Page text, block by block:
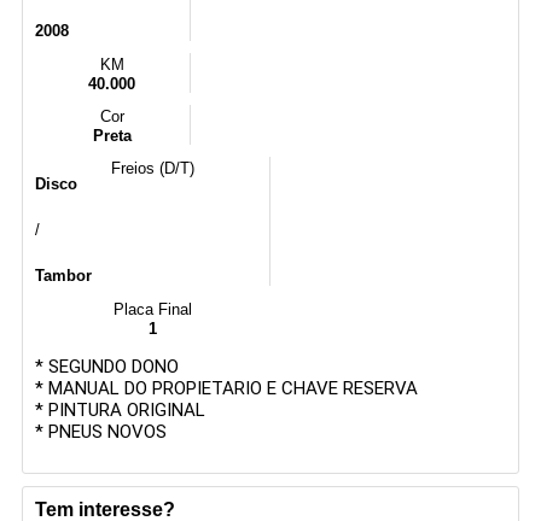
2008
KM
40.000
Cor
Preta
Freios (D/T)
Disco
/
Tambor
Placa Final
1
* SEGUNDO DONO
* MANUAL DO PROPIETARIO E CHAVE RESERVA
* PINTURA ORIGINAL
* PNEUS NOVOS
Tem interesse?